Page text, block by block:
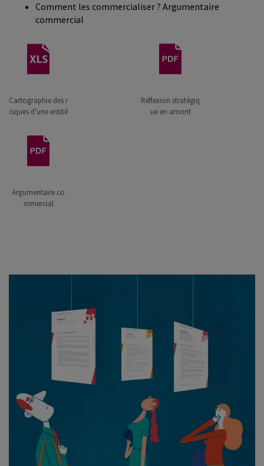
Comment les commercialiser ? Argumentaire
commercial
Cartographie des r
isques d'une entité
Réflexion stratégiq
ue en amont
Argumentaire co
mmercial